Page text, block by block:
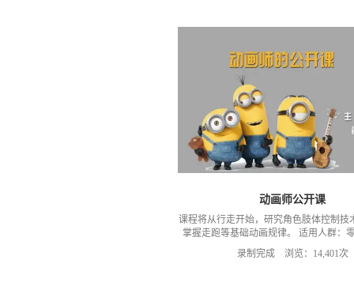
动画师公开课
课程将从行走开始，研究角色肢体控制技
掌握走跑等基础动画规律。 适用人群：
视、游戏、互动多媒体等感兴趣的。 **
531910306.
录制完成 浏览：14,401次